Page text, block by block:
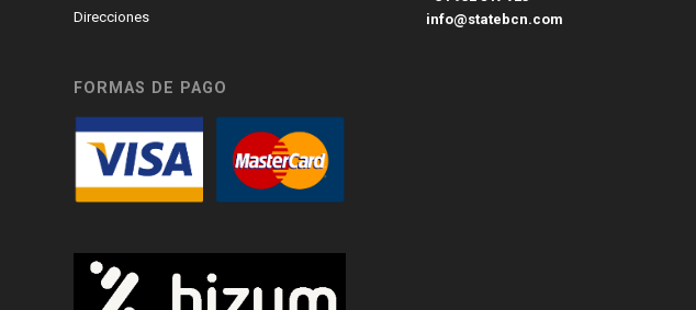
Direcciones
FORMAS DE PAGO
info@statebcn.com